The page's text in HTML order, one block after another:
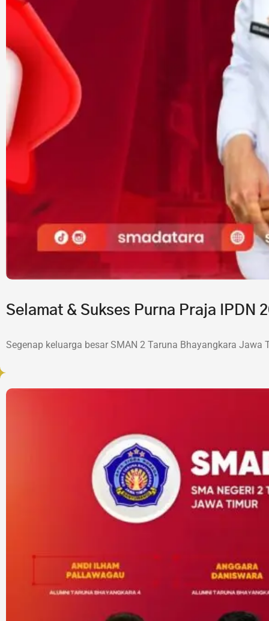
Selamat & Sukses Purna Praja IPDN
Segenap keluarga besar SMAN 2 Taruna Bhayangkara Jawa